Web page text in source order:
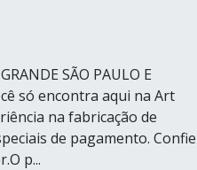
SÃO PAULO E
só encontra aqui na Art
na fabricação de
de pagamento. Confie
p...